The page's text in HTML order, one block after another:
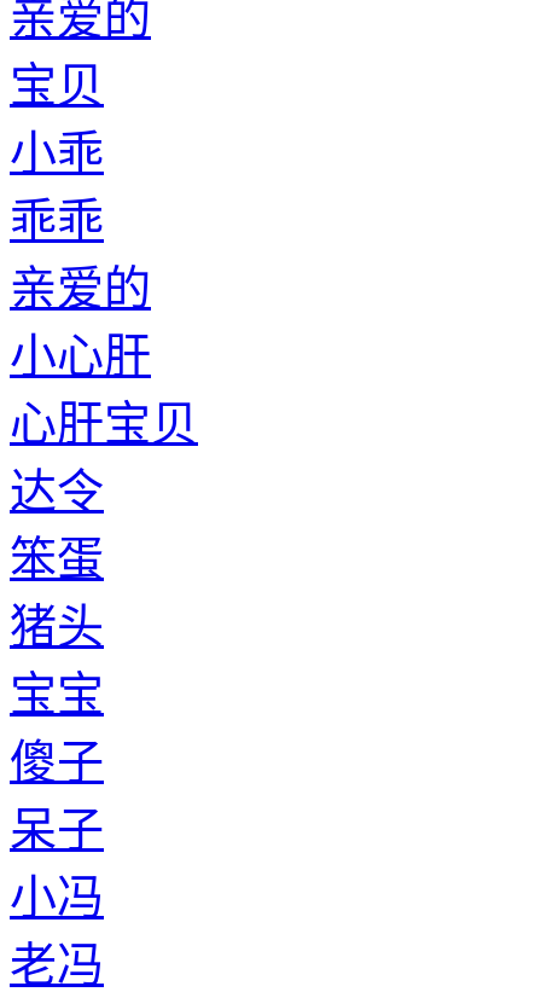
亲爱的
宝贝
小乖
乖乖
亲爱的
小心肝
心肝宝贝
达令
笨蛋
猪头
宝宝
傻子
呆子
小冯
老冯